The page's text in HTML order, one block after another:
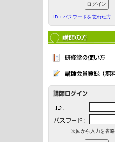
ID・パスワードを忘れた方
次回から入力を省略